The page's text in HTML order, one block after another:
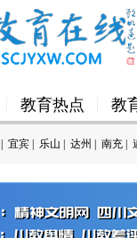
教育热点 教
宜宾 乐山 达州 南充